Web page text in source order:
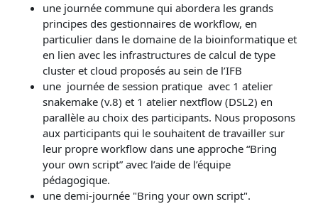
une journée commune qui abordera les grands
principes des gestionnaires de workflow, en
particulier dans le domaine de la bioinformatique et
en lien avec les infrastructures de calcul de type
cluster et cloud proposés au sein de l’IFB
une journée de session pratique avec 1 atelier
snakemake (v.8) et 1 atelier nextflow (DSL2) en
parallèle au choix des participants. Nous proposons
aux participants qui le souhaitent de travailler sur
leur propre workflow dans une approche “Bring
your own script” avec l’aide de l’équipe
pédagogique.
une demi-journée "Bring your own script".